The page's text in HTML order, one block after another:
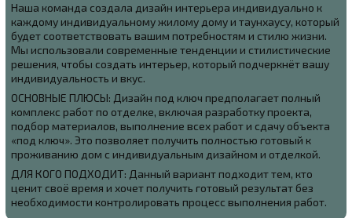
Наша команда создала дизайн интерьера индивидуально к
каждому индивидуальному жилому дому и таунхаусу, который
будет соответствовать вашим потребностям и стилю жизни.
Мы использовали современные тенденции и стилистические
решения, чтобы создать интерьер, который подчеркнёт вашу
индивидуальность и вкус.
ОСНОВНЫЕ ПЛЮСЫ: Дизайн под ключ предполагает полный
комплекс работ по отделке, включая разработку проекта,
подбор материалов, выполнение всех работ и сдачу объекта
«под ключ». Это позволяет получить полностью готовый к
проживанию дом с индивидуальным дизайном и отделкой.
ДЛЯ КОГО ПОДХОДИТ: Данный вариант подходит тем, кто
ценит своё время и хочет получить готовый результат без
необходимости контролировать процесс выполнения работ.